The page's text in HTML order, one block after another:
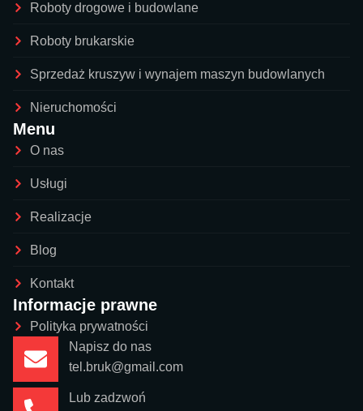
Roboty drogowe i budowlane
Roboty brukarskie
Sprzedaż kruszyw i wynajem maszyn budowlanych
Nieruchomości
Menu
O nas
Usługi
Realizacje
Blog
Kontakt
Informacje prawne
Polityka prywatności
Napisz do nas
tel.bruk@gmail.com
Lub zadzwoń